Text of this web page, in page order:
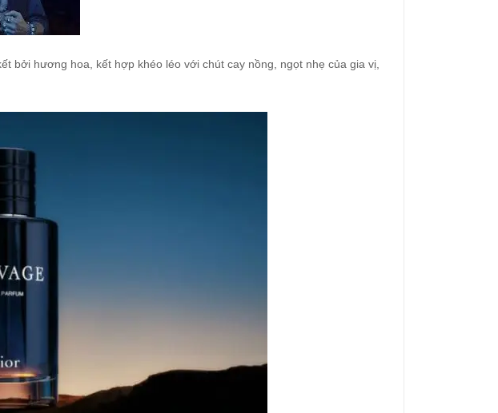
bởi hương hoa, kết hợp khéo léo với chút cay nồng, ngọt nhẹ của gia vị,